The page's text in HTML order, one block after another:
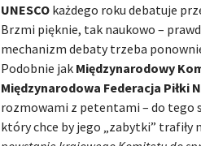
UNESCO każdego roku debatuje
Brzmi pięknie, tak naukowo –
mechanizm debaty trzeba
Podobnie jak Międzynarodowy
Międzynarodowa Federacja Piłki
rozmowami z petentami – do tego
który chce by jego „zabytki” trafiły